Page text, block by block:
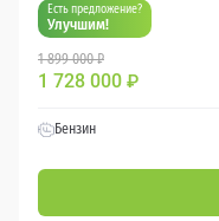
Есть предложение?
Улучшим!
1 899 000 ₽
1 728 000 ₽
Бензин